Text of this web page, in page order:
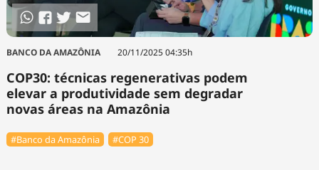
BANCO DA AMAZÔNIA 20/11/2025 04:35h
COP30: técnicas regenerativas podem
elevar a produtividade sem degradar
novas áreas na Amazônia
#Banco da Amazônia #COP 30